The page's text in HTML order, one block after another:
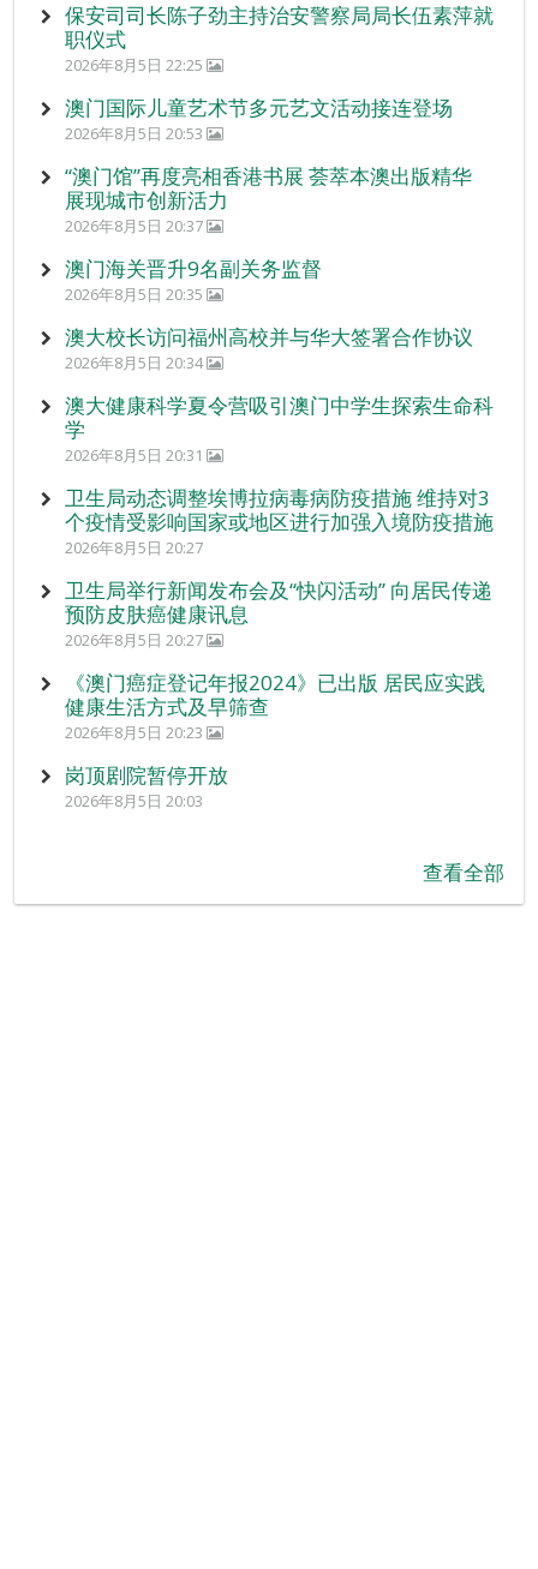
保安司司长陈子劲主持治安警察局局长伍素萍就
职仪式
2026年8月5日 22:25
澳门国际儿童艺术节多元艺文活动接连登场
2026年8月5日 20:53
“澳门馆”再度亮相香港书展 荟萃本澳出版精华
展现城市创新活力
2026年8月5日 20:37
澳门海关晋升9名副关务监督
2026年8月5日 20:35
澳大校长访问福州高校并与华大签署合作协议
2026年8月5日 20:34
澳大健康科学夏令营吸引澳门中学生探索生命科
学
2026年8月5日 20:31
卫生局动态调整埃博拉病毒病防疫措施 维持对3
个疫情受影响国家或地区进行加强入境防疫措施
2026年8月5日 20:27
卫生局举行新闻发布会及“快闪活动” 向居民传递
预防皮肤癌健康讯息
2026年8月5日 20:27
《澳门癌症登记年报2024》已出版 居民应实践
健康生活方式及早筛查
2026年8月5日 20:23
岗顶剧院暂停开放
2026年8月5日 20:03
查看全部